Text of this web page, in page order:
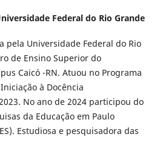
Federal do Rio Grande
pela Universidade Federal do Rio
de Ensino Superior do
Caicó -RN. Atuou no Programa
à Docência
No ano de 2024 participou do
da Educação em Paulo
Estudiosa e pesquisadora das